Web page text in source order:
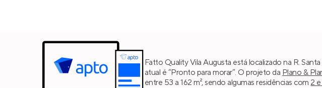
Fatto Quality Vila Augusta está localizado na R.
atual é “Pronto para morar”. O projeto da Plano &
entre 53 a 162 m², sendo algumas residências com 2